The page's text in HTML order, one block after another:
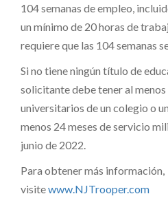
104 semanas de empleo,
un mínimo de 20 horas de
requiere que las 104 semanas
Si no tiene ningún título de
solicitante debe tener al
universitarios de un colegio o
menos 24 meses de servicio
junio de 2022.
Para obtener más información,
visitewww.NJTrooper.com